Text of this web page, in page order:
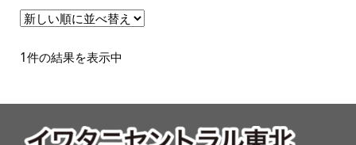
1件の結果を表示中